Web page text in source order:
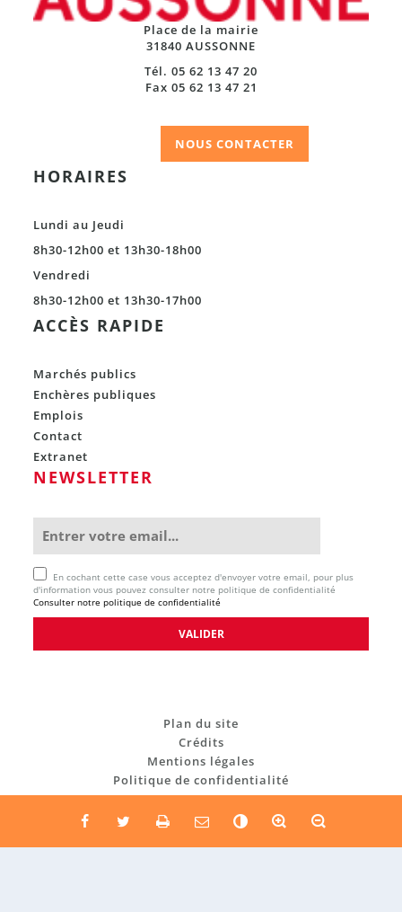
Place de la mairie
31840 AUSSONNE
Tél. 05 62 13 47 20
Fax 05 62 13 47 21
NOUS CONTACTER
HORAIRES
Lundi au Jeudi
8h30-12h00 et 13h30-18h00
Vendredi
8h30-12h00 et 13h30-17h00
ACCÈS RAPIDE
Marchés publics
Enchères publiques
Emplois
Contact
Extranet
NEWSLETTER
En cochant cette case vous acceptez d'envoyer votre email, pour plus
d'information vous pouvez consulter notre politique de confidentialité
Consulter notre politique de confidentialité
Plan du site
Crédits
Mentions légales
Politique de confidentialité
n